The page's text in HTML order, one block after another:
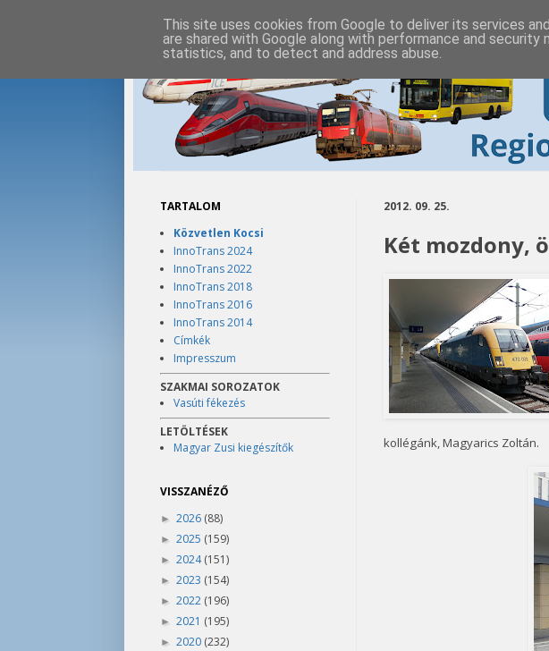
2012. 09. 25.
Két mozdony,
kollégánk, Magyarics Zoltán.
TARTALOM
Közvetlen Kocsi
InnoTrans 2024
InnoTrans 2022
InnoTrans 2018
InnoTrans 2016
InnoTrans 2014
Címkék
Impresszum
SZAKMAI SOROZATOK
Vasúti fékezés
LETÖLTÉSEK
Magyar Zusi kiegészítők
VISSZANÉZŐ
► 2026 (88)
► 2025 (159)
► 2024(151)
► 2023 (154)
► 2022 (196)
► 2021 (195)
► 2020 (232)
This site uses cookies from Google to deliver its services
are shared with Google along with performance and
statistics, and to detect and address abuse.